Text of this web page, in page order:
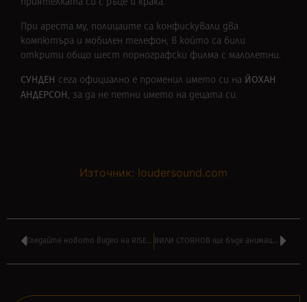
приятелката си с ръце и крака.
При ареста му, полицаите са конфискували два
компютъра и мобилен телефон, в който са били
открити общо шест порнографски филма с малолетни.
СУНДЕН сега официално е променил името си на ЙОХАН
АНДЕРСОН , за да не петни името на децата си.
Източник: loudersound.com
Гледайте новото видео на RISE AGAINST на сингъла ‘Nowhere Generation’ ВИЛИ СТОЯНОВ ще бъде анимационен великан в ‘BRAZZ JAMBOREE’ от 14:00